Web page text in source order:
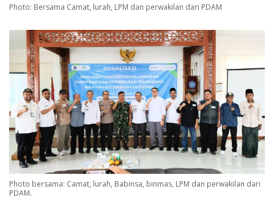
Photo: Bersama Camat, lurah, LPM dan perwakilan dari PDAM
Photo bersama: Camat, lurah, Babinsa, binmas, LPM dan perwakilan dari
PDAM.